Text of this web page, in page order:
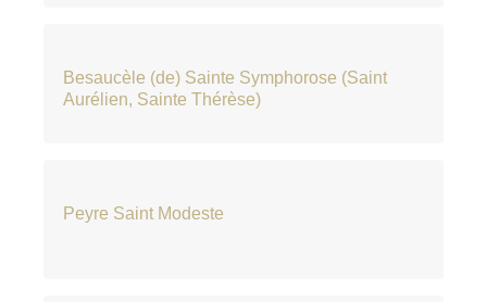
Besaucèle (de) Sainte Symphorose (Saint
Aurélien, Sainte Thérèse)
Peyre Saint Modeste